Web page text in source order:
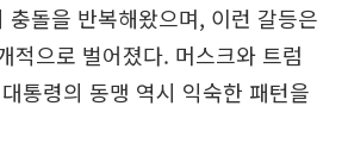
충돌을 반복해왔으며, 이런 갈등은
적으로 벌어졌다. 머스크와 트럼
통령의 동맹 역시 익숙한 패턴을